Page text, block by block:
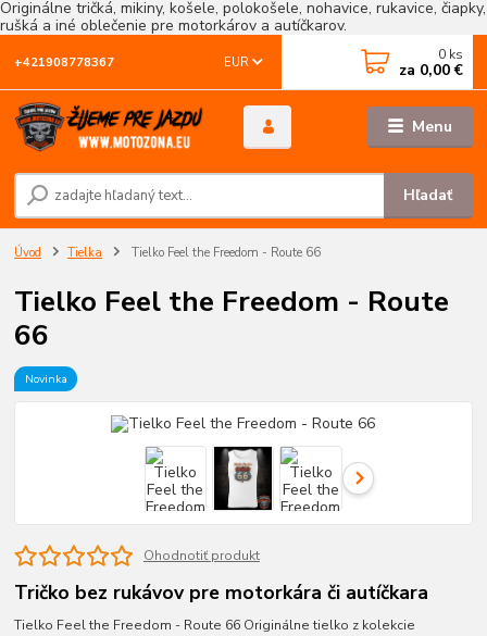
Originálne tričká, mikiny, košele, polokošele, nohavice, rukavice, čiapky,
rušká a iné oblečenie pre motorkárov a autíčkarov.
Menu
EUR
Hľadať
+421908778367 0 ks
za 0,00 €
Úvod Tielka Tielko Feel the Freedom - Route 66
Tielko Feel the Freedom - Route
66
Novinka
Ohodnotiť produkt
Tričko bez rukávov pre motorkára či autíčkara
Tielko Feel the Freedom - Route 66 Originálne tielko z kolekcie